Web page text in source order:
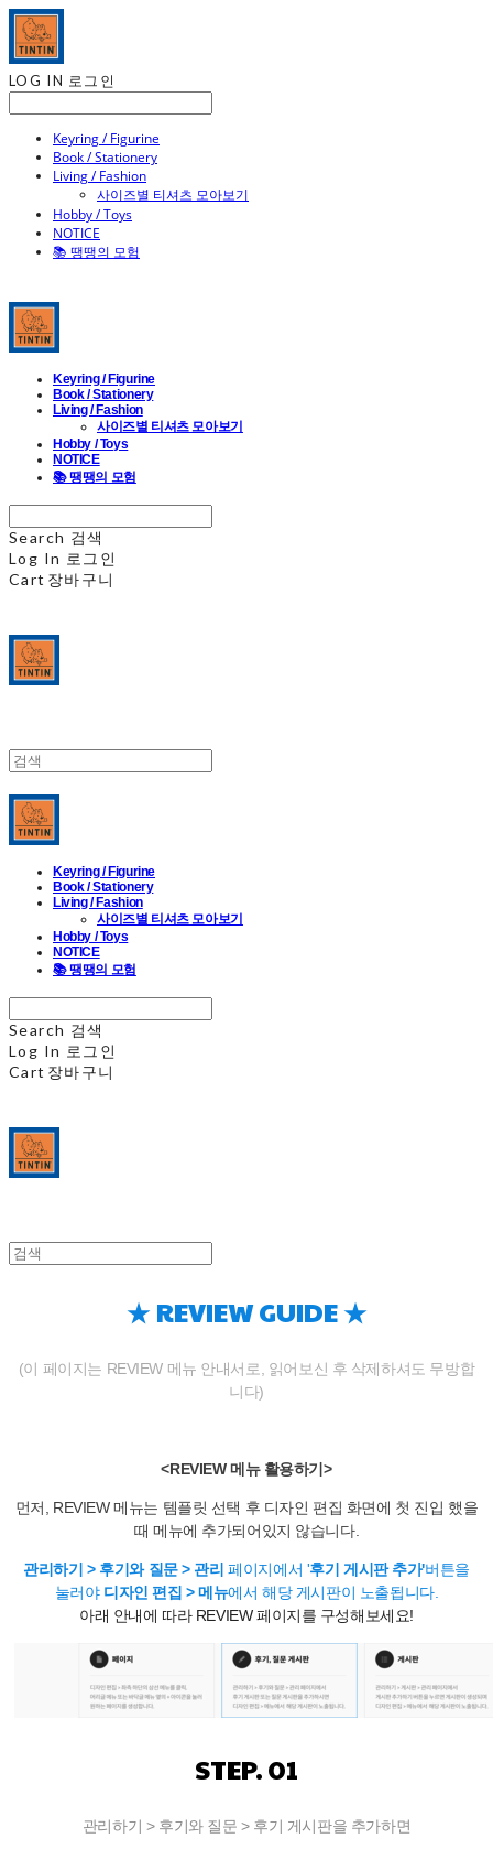
LOG IN 로그인
Keyring / Figurine
Book / Stationery
Living / Fashion
사이즈별 티셔츠 모아보기
Hobby / Toys
NOTICE
📚 땡땡의 모험
Keyring / Figurine
Book / Stationery
Living / Fashion
사이즈별 티셔츠 모아보기
Hobby / Toys
NOTICE
📚 땡땡의 모험
Search 검색
Log In 로그인
Cart 장바구니
Keyring / Figurine
Book / Stationery
Living / Fashion
사이즈별 티셔츠 모아보기
Hobby / Toys
NOTICE
📚 땡땡의 모험
Search 검색
Log In 로그인
Cart 장바구니
★ REVIEW GUIDE ★
(이 페이지는 REVIEW 메뉴 안내서로, 읽어보신 후 삭제하셔도 무방합
니다)
<REVIEW 메뉴 활용하기>
먼저, REVIEW 메뉴는 템플릿 선택 후 디자인 편집 화면에 첫 진입 했을
때 메뉴에 추가되어있지 않습니다.
관리하기 > 후기와 질문 > 관리 페이지에서 '후기 게시판 추가'버튼을
눌러야디자인 편집 > 메뉴에서 해당 게시판이 노출됩니다.
아래 안내에 따라 REVIEW 페이지를 구성해보세요!
STEP. 01
관리하기 > 후기와 질문 > 후기 게시판을 추가하면